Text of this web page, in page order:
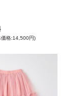
価格:14,500円)